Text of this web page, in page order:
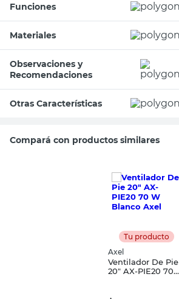
Funciones
Materiales
Observaciones y
Recomendaciones
Otras Características
Compará con productos similares
Tu producto
Axel
Ventilador De Pie
20" AX-PIE20 70